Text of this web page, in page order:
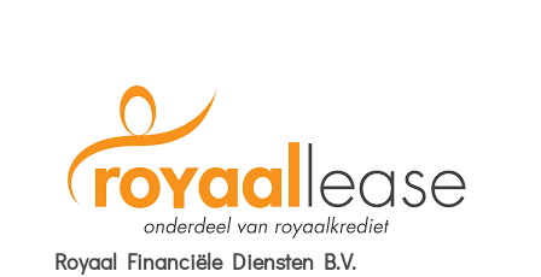
Royaal Financiële Diensten B.V.